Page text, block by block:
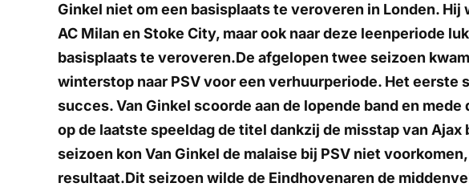
Ginkel niet om een basisplaats te veroveren in Londen. Hij
AC Milan en Stoke City, maar ook naar deze leenperiode
basisplaats te veroveren.De afgelopen twee seizoen
winterstop naar PSV voor een verhuurperiode. Het eerste
succes. Van Ginkel scoorde aan de lopende band en
op de laatste speeldag de titel dankzij de misstap van Ajax
seizoen kon Van Ginkel de malaise bij PSV niet
resultaat.Dit seizoen wilde de Eindhovenaren de